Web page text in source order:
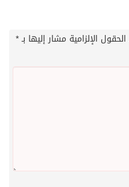
الحقول الإلزامية مشار إليها بـ*